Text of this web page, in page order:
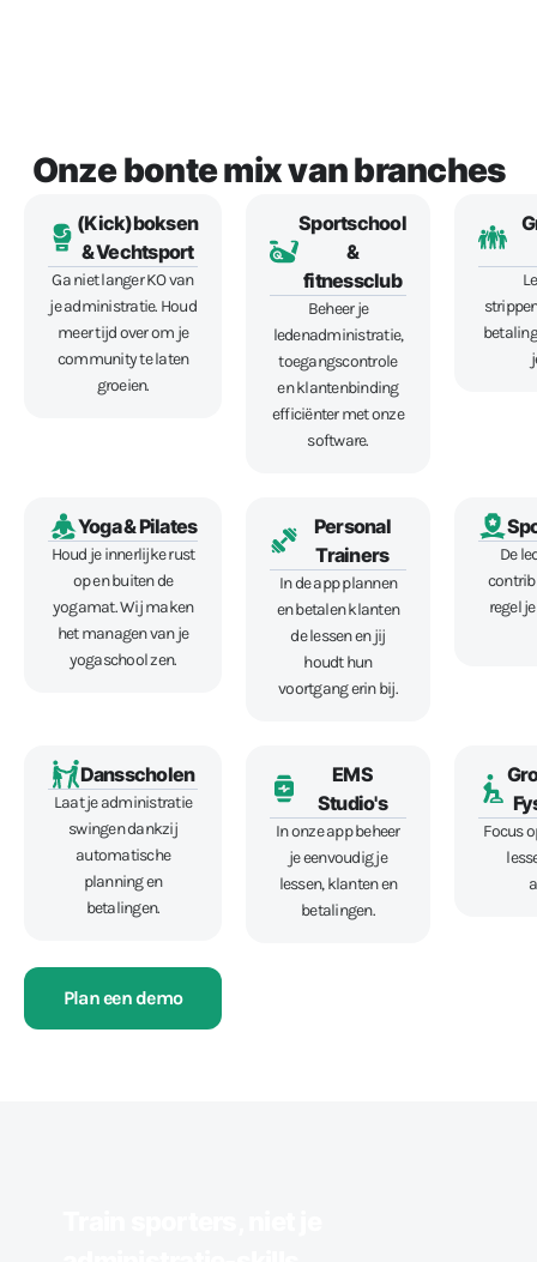
Onze bonte mix van branches
(Kick)boksen
& Vechtsport
Ga niet langer KO van
je administratie. Houd
meer tijd over om je
community te laten
groeien.
Sportschool
&
fitnessclub
Beheer je
ledenadministratie,
toegangscontrole
en klantenbinding
efficiënter met onze
software.
Yoga & Pilates
Houd je innerlijke rust
op en buiten de
yogamat. Wij maken
het managen van je
yogaschool zen.
Personal
Trainers
In de app plannen
en betalen klanten
de lessen en jij
houdt hun
voortgang erin bij.
De
regel
Dansscholen
Laat je administratie
swingen dankzij
automatische
planning en
betalingen.
EMS
Studio's
In onze app beheer
je eenvoudig je
lessen, klanten en
betalingen.
Focus
Plan een demo